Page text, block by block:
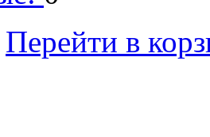
Перейти в